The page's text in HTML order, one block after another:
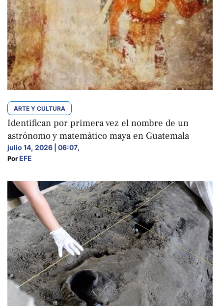
ARTE Y CULTURA
Identifican por primera vez el nombre de un
astrónomo y matemático maya en Guatemala
julio 14, 2026 | 06:07,
Por EFE